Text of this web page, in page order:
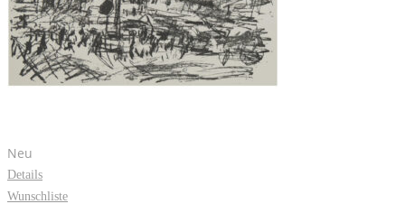
Neu
Details
Wunschliste